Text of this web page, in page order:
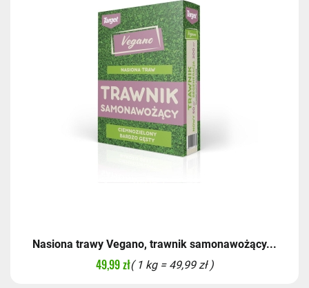
Nasiona trawy Vegano, trawnik samonawożący...
49,99 zł( 1 kg = 49,99 zł )